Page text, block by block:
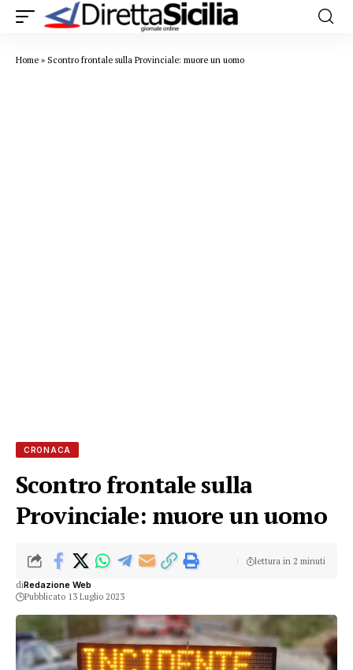
Home » Scontro frontale sulla Provinciale: muore un uomo
CRONACA
Scontro frontale sulla
Provinciale: muore un uomo
diRedazione Web
Pubblicato 13 Luglio 2023
lettura in 2 minuti